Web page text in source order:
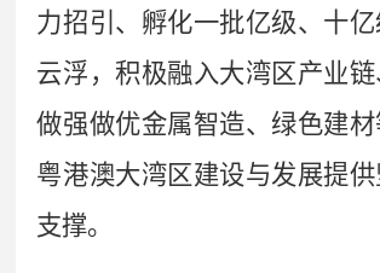
力招引、孵化一批亿级、十
云浮，积极融入大湾区产业链
做强做优金属智造、绿色建
粤港澳大湾区建设与发展提
支撑。